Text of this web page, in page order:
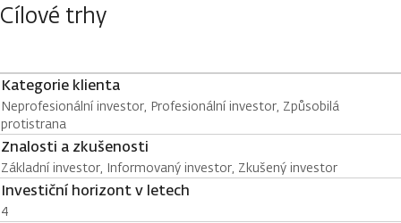
Cílové trhy
Kategorie klienta
Neprofesionální investor, Profesionální investor, Způsobilá
protistrana
Znalosti a zkušenosti
Základní investor, Informovaný investor, Zkušený investor
Investiční horizont v letech
4